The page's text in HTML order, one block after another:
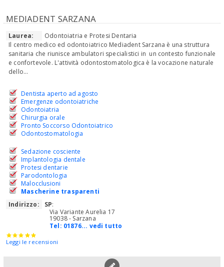
MEDIADENT SARZANA
Laurea:
Odontoiatria e Protesi Dentaria
Il centro medico ed odontoiatrico Mediadent Sarzana è una struttura
sanitaria che riunisce ambulatori specialistici in un contesto funzionale
e confortevole. L'attività odontostomatologica è la vocazione naturale
dello...
Dentista aperto ad agosto
Emergenze odontoiatriche
Odontoiatria
Chirurgia orale
Pronto Soccorso Odontoiatrico
Odontostomatologia
Sedazione cosciente
Implantologia dentale
Protesi dentarie
Parodontologia
Malocclusioni
Mascherine trasparenti
Indirizzo:
SP:
Via Variante Aurelia 17
19038 - Sarzana
Tel: 01876... vedi tutto
Leggi le recensioni